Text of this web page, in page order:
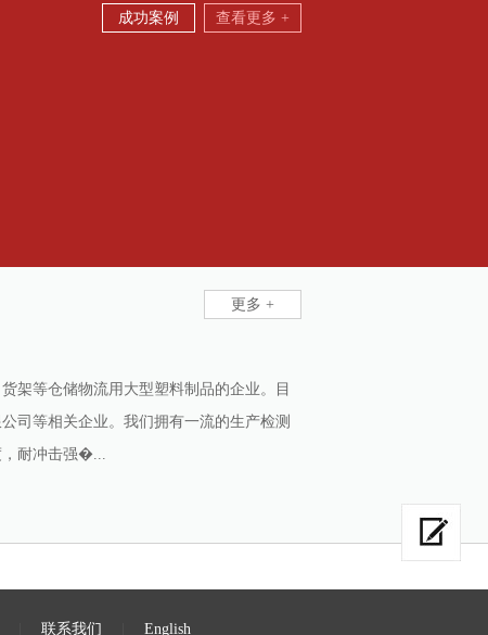
查看更多 +
成功案例
更多 +
架等仓储物流用大型塑料制品的企业。目
司等相关企业。我们拥有一流的生产检测
，耐冲击强�...
联系我们 English